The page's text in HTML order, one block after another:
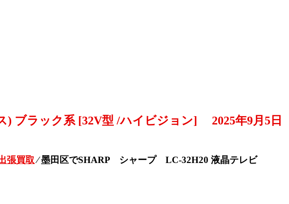
ブラック系 [32V型 /ハイビジョン] 2025年9月5日
張買取⁄墨田区でSHARP シャープ LC-32H20 液晶テレビ